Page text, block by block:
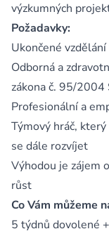
výzkumných
Požadavky:
Ukončené
Odborná a
zákona č. 95/2004
Profesionální a
Týmový hráč,
se dále rozvíjet
Výhodou je zájem
růst
Co Vám můžeme
5 týdnů dovolené